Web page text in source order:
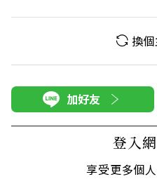
換
加好友
登入
享受更多個